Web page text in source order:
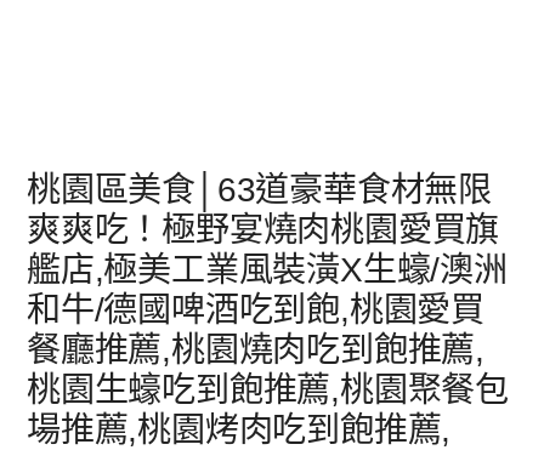
桃園區美食│63道豪華食材無限
爽爽吃！極野宴燒肉桃園愛買旗
艦店,極美工業風裝潢X生蠔/澳洲
和牛/德國啤酒吃到飽,桃園愛買
餐廳推薦,桃園燒肉吃到飽推薦,
桃園生蠔吃到飽推薦,桃園聚餐包
場推薦,桃園烤肉吃到飽推薦,